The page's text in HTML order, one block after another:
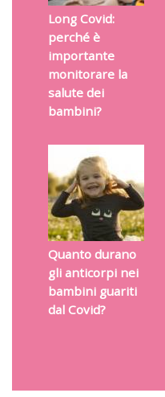
Long Covid:
perché è
importante
monitorare la
salute dei
bambini?
Quanto durano
gli anticorpi nei
bambini guariti
dal Covid?